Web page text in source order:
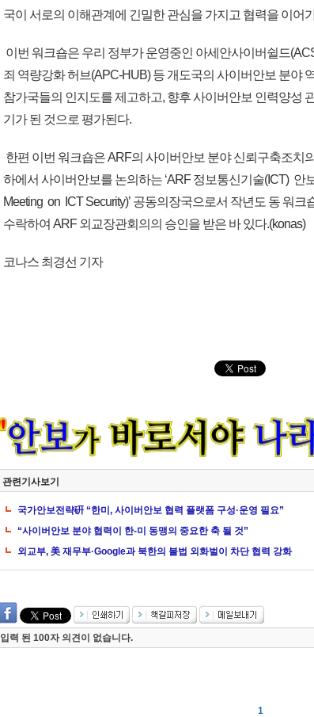
국이 서로의 이해관계에 긴밀한 관심을 가지고 협력을 이어
이번 워크숍은 우리 정부가 운영중인 아세안사이버쉴드
죄 역량강화 허브(APC-HUB) 등 개도국의 사이버안보 분야
참가국들의 인지도를 제고하고, 향후 사이버안보 인력양성
기가 된 것으로 평가된다.
한편 이번 워크숍은 ARF의 사이버안보 분야 신뢰구축조치
하에서 사이버안보를 논의하는 ‘ARF 정보통신기술(ICT) 안
Meeting on ICT Security)’ 공동의장국으로서 작년도 동 워
수락하여 ARF 외교장관회의의 승인을 받은 바 있다.(konas)
코나스 최경선 기자
관련기사보기
국가안보전략硏 “한미, 사이버안보 협력 플랫폼 구성·운영 필요”
“사이버안보 분야 협력이 한-미 동맹의 중요한 축 될 것”
외교부, 美 재무부·Google과 북한의 불법 외화벌이 차단 협력 강화
입력 된 100자 의견이 없습니다.
1